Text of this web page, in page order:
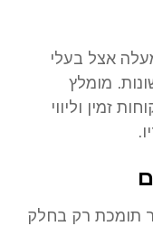
אצל בעלי
מומלץ
זמין וליווי
תומכת רק בחלק